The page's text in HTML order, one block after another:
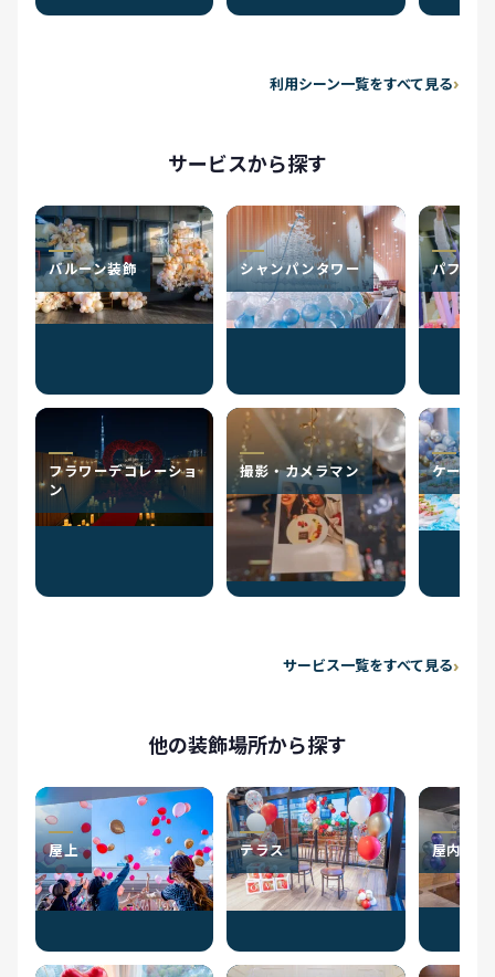
利用シーン一覧をすべて見る
サービスから探す
バルーン装飾
フラワーデコレーショ
ン
シャンパンタワー
撮影・カメラマン
パフォー
ケータリ
サービス一覧をすべて見る
他の装飾場所から探す
屋上 テラス 屋内